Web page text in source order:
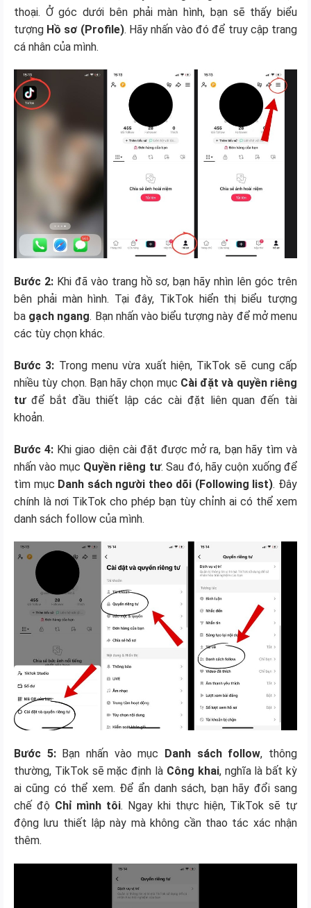
thoại. Ở góc dưới bên phải màn hình, bạn sẽ thấy biểu
tượng Hồ sơ (Profile). Hãy nhấn vào đó để truy cập trang
cá nhân của mình.
Bước 2:Khi đã vào trang hồ sơ, bạn hãy nhìn lên góc trên
bên phải màn hình. Tại đây, TikTok hiển thị biểu tượng
ba gạch ngang. Bạn nhấn vào biểu tượng này để mở menu
các tùy chọn khác.
Bước 3: Trong menu vừa xuất hiện, TikTok sẽ cung cấp
nhiều tùy chọn. Bạn hãy chọn mục Cài đặt và quyền riêng
tưđể bắt đầu thiết lập các cài đặt liên quan đến tài
khoản.
Bước 4: Khi giao diện cài đặt được mở ra, bạn hãy tìm và
nhấn vào mục Quyền riêng tư. Sau đó, hãy cuộn xuống để
tìm mục Danh sách người theo dõi (Following list). Đây
chính là nơi TikTok cho phép bạn tùy chỉnh ai có thể xem
danh sách follow của mình.
Bước 5: Bạn nhấn vào mục Danh sách follow, thông
thường, TikTok sẽ mặc định là Công khai, nghĩa là bất kỳ
ai cũng có thể xem. Để ẩn danh sách, bạn hãy đổi sang
chế độ Chỉ mình tôi. Ngay khi thực hiện, TikTok sẽ tự
động lưu thiết lập này mà không cần thao tác xác nhận
thêm.